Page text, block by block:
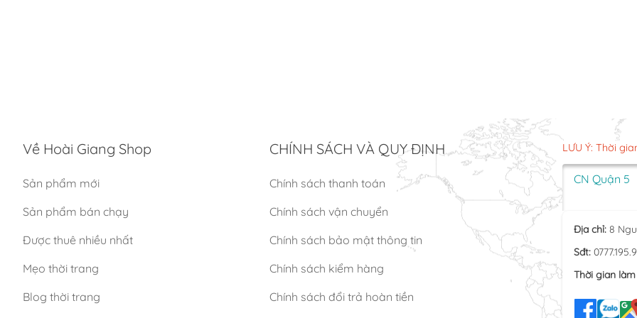
Về Hoài Giang Shop
Sản phẩm mới
Sản phẩm bán chạy
Được thuê nhiều nhất
Mẹo thời trang
Blog thời trang
CHÍNH SÁCH VÀ QUY ĐỊNH
Chính sách thanh toán
Chính sách vận chuyển
Chính sách bảo mật thông tin
Chính sách kiểm hàng
Chính sách đổi trả hoàn tiền
LƯU Ý: Thời
CN Quận 5
Địa chỉ: 8
Sđt:
Thời gian